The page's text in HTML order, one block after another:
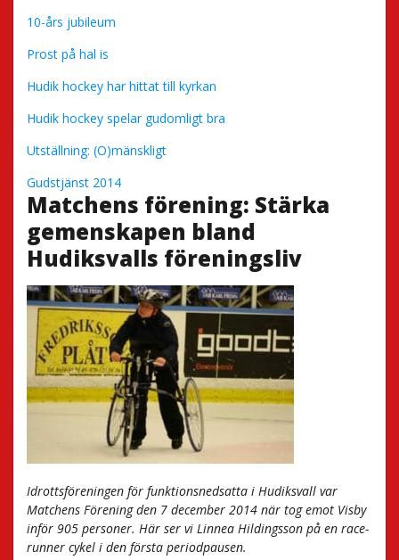
10-års jubileum
Prost på hal is
Hudik hockey har hittat till kyrkan
Hudik hockey spelar gudomligt bra
Utställning: (O)mänskligt
Gudstjänst 2014
Matchens förening: Stärka
gemenskapen bland
Hudiksvalls föreningsliv
Idrottsföreningen för funktionsnedsatta i Hudiksvall var
Matchens Förening den 7 december 2014 när tog emot Visby
inför 905 personer. Här ser vi Linnea Hildingsson på en race-
runner cykel i den första periodpausen.